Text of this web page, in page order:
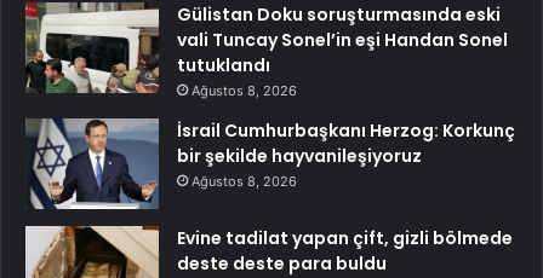
Gülistan Doku soruşturmasında eski
vali Tuncay Sonel’in eşi Handan Sonel
tutuklandı
Ağustos 8, 2026
İsrail Cumhurbaşkanı Herzog: Korkunç
bir şekilde hayvanileşiyoruz
Ağustos 8, 2026
Evine tadilat yapan çift, gizli bölmede
deste deste para buldu